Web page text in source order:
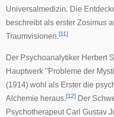
Universalmedizin. Die
beschreibt als erster Zosimus
Traumvisionen. [11]
Der Psychoanalytiker Herbert
Hauptwerk "Probleme der
(1914) wohl als Erster die
Alchemie heraus. [12] Der
Psychotherapeut Carl Gustav